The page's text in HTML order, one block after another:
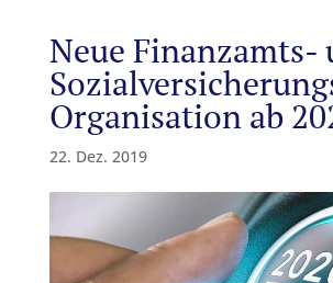
Neue Finanzamts-
Organisation ab
22. Dez. 2019